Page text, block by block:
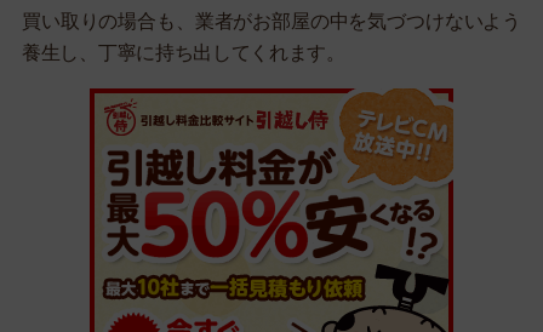
買い取りの場合も、業者がお部屋の中を気づつけないよう
養生し、丁寧に持ち出してくれます。